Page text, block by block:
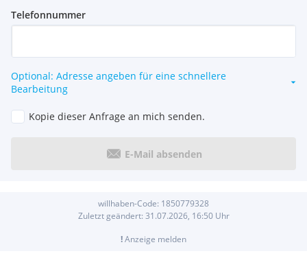
Telefonnummer
Optional: Adresse angeben für eine schnellere
Bearbeitung
Kopie dieser Anfrage an mich senden.
E-Mail absenden
willhaben-Code: 1850779328
Zuletzt geändert: 31.07.2026, 16:50Uhr
!Anzeige melden